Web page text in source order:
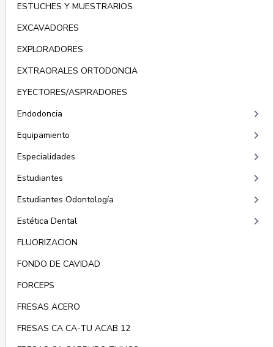
ESTUCHES Y MUESTRARIOS
EXCAVADORES
EXPLORADORES
EXTRAORALES ORTODONCIA
EYECTORES/ASPIRADORES
Endodoncia
keyboard_arrow_right
Equipamiento keyboard_arrow_right
Especialidades keyboard_arrow_right
Estudiantes keyboard_arrow_right
Estudiantes Odontología keyboard_arrow_right
Estética Dental keyboard_arrow_right
FLUORIZACION
FONDO DE CAVIDAD
FORCEPS
FRESAS ACERO
FRESAS CA CA-TU ACAB 12